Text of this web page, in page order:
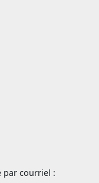
par courriel :